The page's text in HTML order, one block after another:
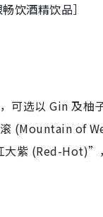
饮酒精饮品］
可选以 Gin 及柚
(Mountain of
紫 (Red-Hot)”